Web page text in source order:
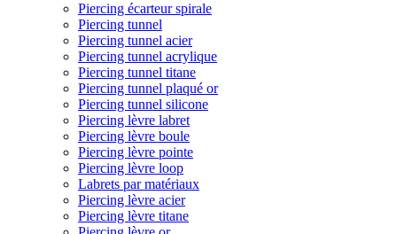
Piercing écarteur spirale
Piercing tunnel
Piercing tunnel acier
Piercing tunnel acrylique
Piercing tunnel titane
Piercing tunnel plaqué or
Piercing tunnel silicone
Piercing lèvre labret
Piercing lèvre boule
Piercing lèvre pointe
Piercing lèvre loop
Labrets par matériaux
Piercing lèvre acier
Piercing lèvre titane